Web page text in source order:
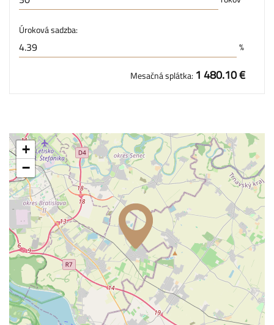
Úroková sadzba:
%
Mesačná splátka: 1 480.10 €
+
−